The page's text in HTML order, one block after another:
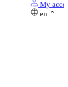
My
en